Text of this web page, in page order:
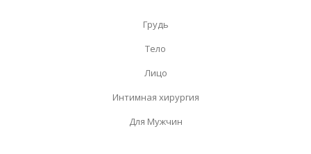
Грудь
Тело
Лицо
Интимная хирургия
Для Мужчин